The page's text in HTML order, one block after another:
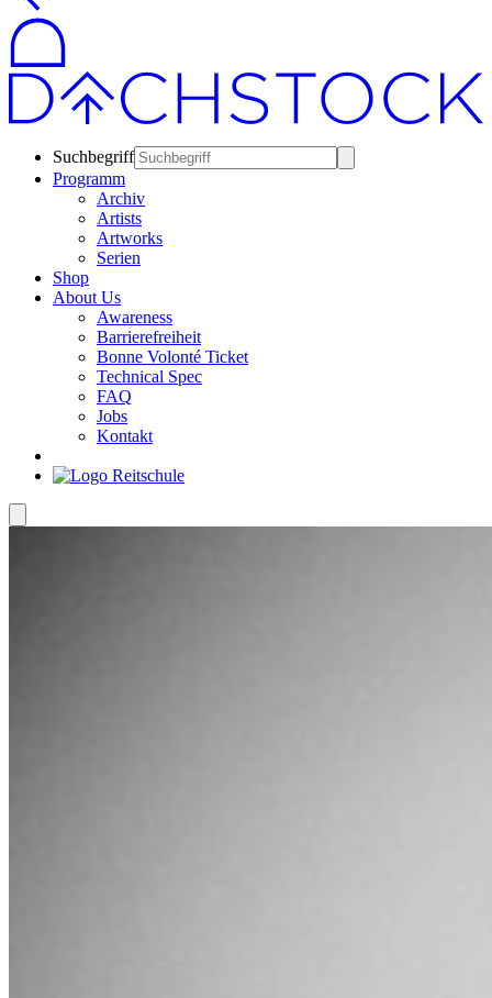
Suchbegriff
Programm
Archiv
Artists
Artworks
Serien
Shop
About Us
Awareness
Barrierefreiheit
Bonne Volonté Ticket
Technical Spec
FAQ
Jobs
Kontakt